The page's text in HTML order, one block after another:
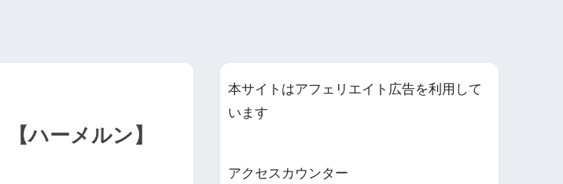
ハーメルン】
本サイトはアフェリエイト広告を利用して
います
アクセスカウンター